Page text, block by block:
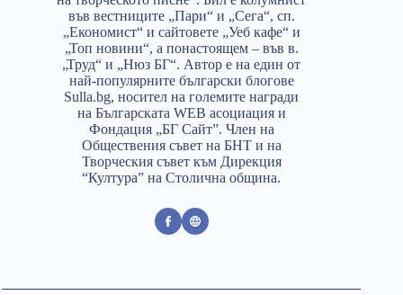
във вестниците „Пари“ и „Сега“, сп.
„Економист“ и сайтовете „Уеб кафе“ и
„Топ новини“, а понастоящем – във в.
„Труд“ и „Нюз БГ“. Автор е на един от
най-популярните български блогове
Sulla.bg, носител на големите награди
на Българската WEB асоциация и
Фондация „БГ Сайт”. Член на
Обществения съвет на БНТ и на
Творческия съвет към Дирекция
“Култура” на Столична община.